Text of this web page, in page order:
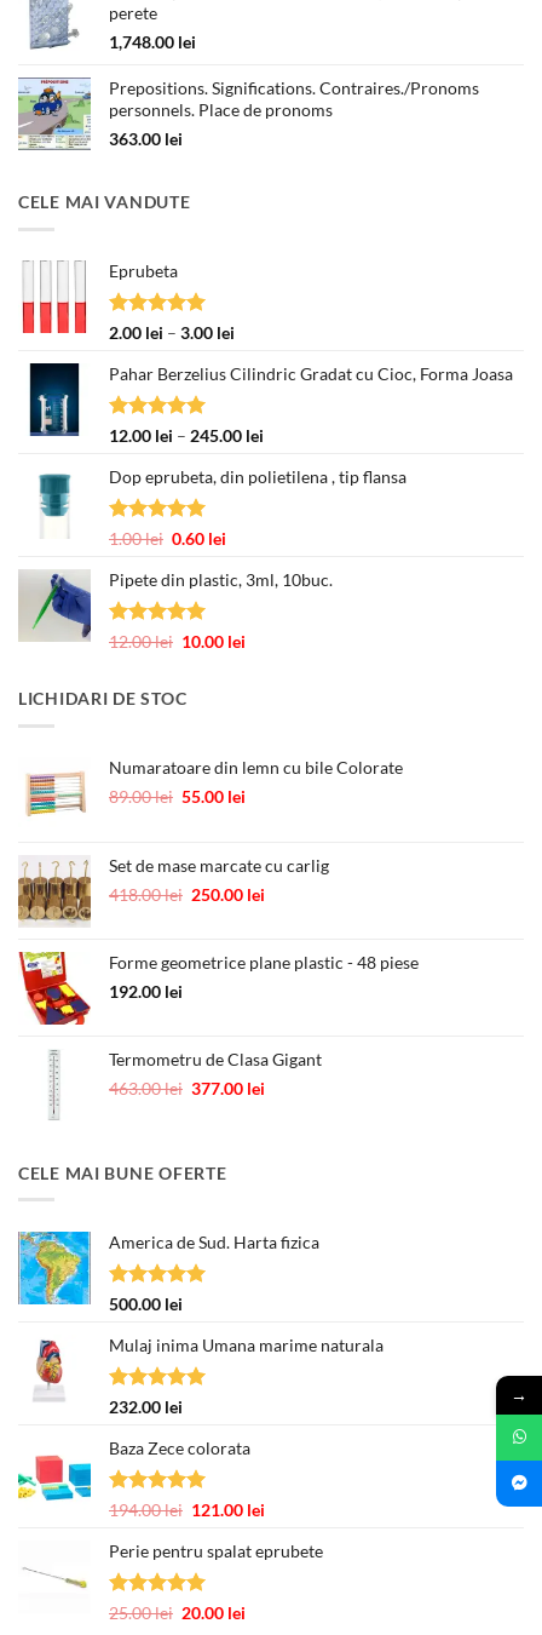
perete
1,748.00 lei
Prepositions. Significations. Contraires./Pronoms
personnels. Place de pronoms
363.00 lei
CELE MAI VANDUTE
Eprubeta
Evaluat la
2.00 lei – 3.00 lei
prețuri:
la
3.00 lei
Pahar Berzelius Cilindric Gradat cu Cioc, Forma Joasa
Evaluat la
12.00 lei – 245.00 lei
prețuri:
245.00 lei
Dop eprubeta, din polietilena , tip flansa
Evaluat la
1.00lei Prețul
a
fost:
0.60 lei
este:
Pipete din plastic, 3ml, 10buc.
Evaluat la
12.00lei Prețul
fost:
10.00 lei
LICHIDARI DE STOC
Numaratoare din lemn cu bile Colorate
89.00lei Prețul
fost:
89.00 lei.
55.00 lei
55.00 lei.
Set de mase marcate cu carlig
418.00lei Prețul
fost:
250.00 lei
250.00 lei.
Forme geometrice plane plastic - 48 piese
192.00 lei
Termometru de Clasa Gigant
463.00lei Prețul
463.00 lei.
377.00 lei
CELE MAI BUNE OFERTE
America de Sud. Harta fizica
Evaluat la
500.00 lei
Mulaj inima Umana marime naturala
Evaluat la
232.00 lei
Baza Zece colorata
Evaluat la
194.00lei Prețul
a
fost:
121.00 lei
este:
Perie pentru spalat eprubete
Evaluat la
25.00lei Prețul
20.00 lei
→